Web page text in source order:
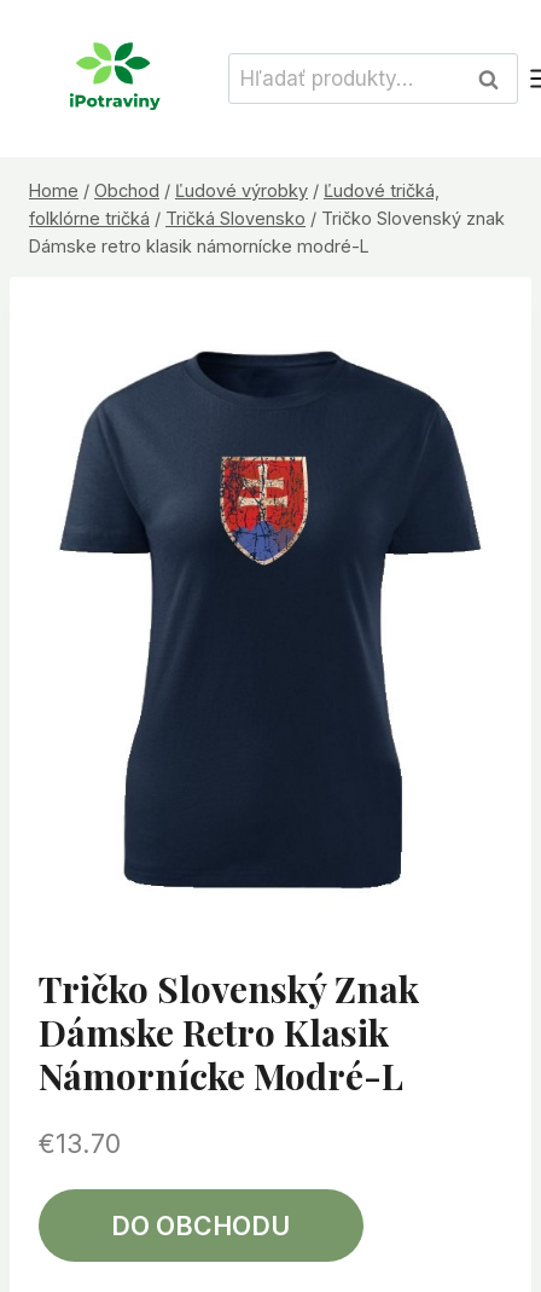
Hľadať:
Home / Obchod / Ľudové výrobky / Ľudové tričká,
folklórne tričká / Tričká Slovensko / Tričko Slovenský znak
Dámske retro klasik námornícke modré-L
Tričko Slovenský Znak
Dámske Retro Klasik
Námornícke Modré-L
€13.70
DO OBCHODU